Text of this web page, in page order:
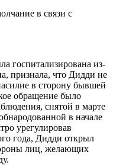
госпитализирована из-
признала, что Дидди не
в сторону бывшей
обращение было
снятой в марте
в начале
урегулировав
года, Дидди открыл
лиц, желающих